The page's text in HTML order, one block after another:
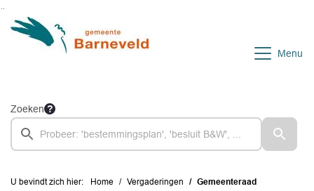
Ga naar de inhoud van deze pagina
Ga naar het zoeken
Ga naar het menu
Menu
Zoeken
U bevindt zich hier: Home Vergaderingen Gemeenteraad